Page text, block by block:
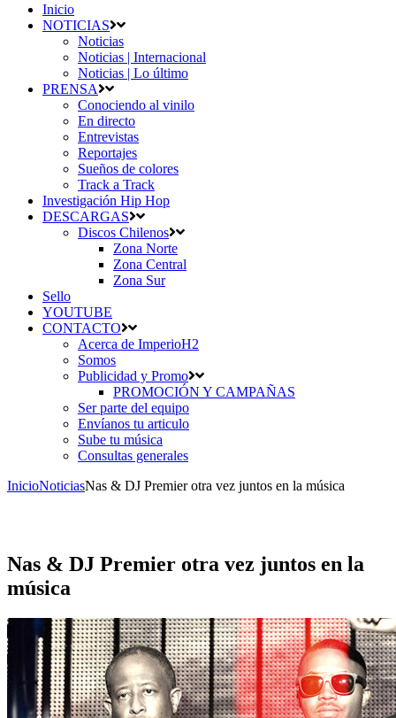
Inicio
NOTICIAS
Noticias
Noticias | Internacional
Noticias | Lo último
PRENSA
Conociendo al vinilo
En directo
Entrevistas
Reportajes
Sueños de colores
Track a Track
Investigación Hip Hop
DESCARGAS
Discos Chilenos
Zona Norte
Zona Central
Zona Sur
Sello
YOUTUBE
CONTACTO
Acerca de ImperioH2
Somos
Publicidad y Promo
PROMOCIÓN Y CAMPAÑAS
Ser parte del equipo
Envíanos tu articulo
Sube tu música
Consultas generales
InicioNoticiasNas & DJ Premier otra vez juntos en la música
Nas & DJ Premier otra vez juntos en la
música